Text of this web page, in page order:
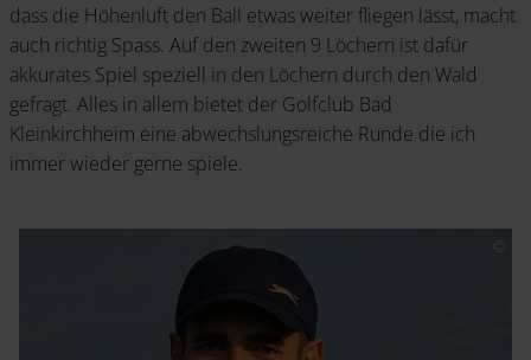
dass die Höhenluft den Ball etwas weiter fliegen lässt, macht
auch richtig Spass. Auf den zweiten 9 Löchern ist dafür
akkurates Spiel speziell in den Löchern durch den Wald
gefragt. Alles in allem bietet der Golfclub Bad
Kleinkirchheim eine abwechslungsreiche Runde die ich
immer wieder gerne spiele.